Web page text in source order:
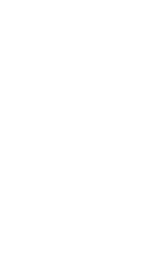
DEEPMELT COLLAGEN